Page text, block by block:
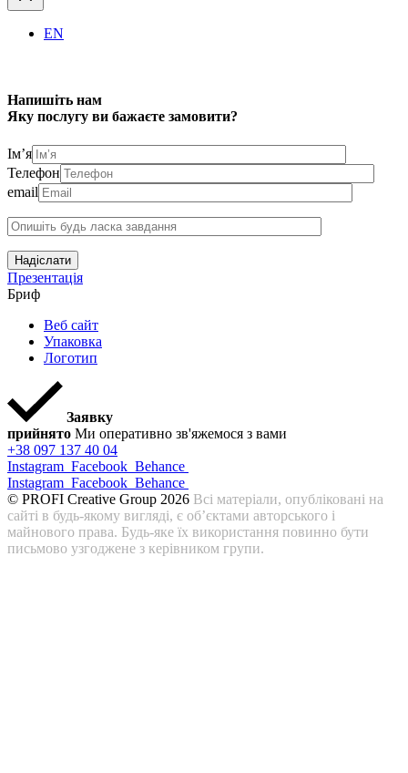
EN
Напишіть нам
Яку послугу ви бажаєте замовити?
Ім’я
Телефон
email
Надіслати
Презентація
Бриф
Веб сайт
Упаковка
Логотип
Заявку
прийнято Ми оперативно зв'яжемося з вами
+38 097 137 40 04
Instagram Facebook Behance
Instagram Facebook Behance
© PROFI Creative Group 2026 Всі матеріали, опубліковані на
сайті в будь-якому вигляді, є об’єктами авторського і
майнового права. Будь-яке їх використання повинно бути
письмово узгоджене з керівником групи.